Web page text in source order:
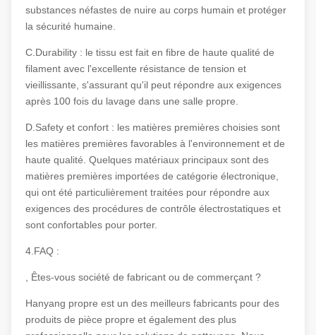
substances néfastes de nuire au corps humain et protéger
la sécurité humaine.
C.Durability : le tissu est fait en fibre de haute qualité de
filament avec l'excellente résistance de tension et
vieillissante, s'assurant qu'il peut répondre aux exigences
après 100 fois du lavage dans une salle propre.
D.Safety et confort : les matières premières choisies sont
les matières premières favorables à l'environnement et de
haute qualité. Quelques matériaux principaux sont des
matières premières importées de catégorie électronique,
qui ont été particulièrement traitées pour répondre aux
exigences des procédures de contrôle électrostatiques et
sont confortables pour porter.
4.FAQ :
, Êtes-vous société de fabricant ou de commerçant ?
Hanyang propre est un des meilleurs fabricants pour des
produits de pièce propre et également des plus